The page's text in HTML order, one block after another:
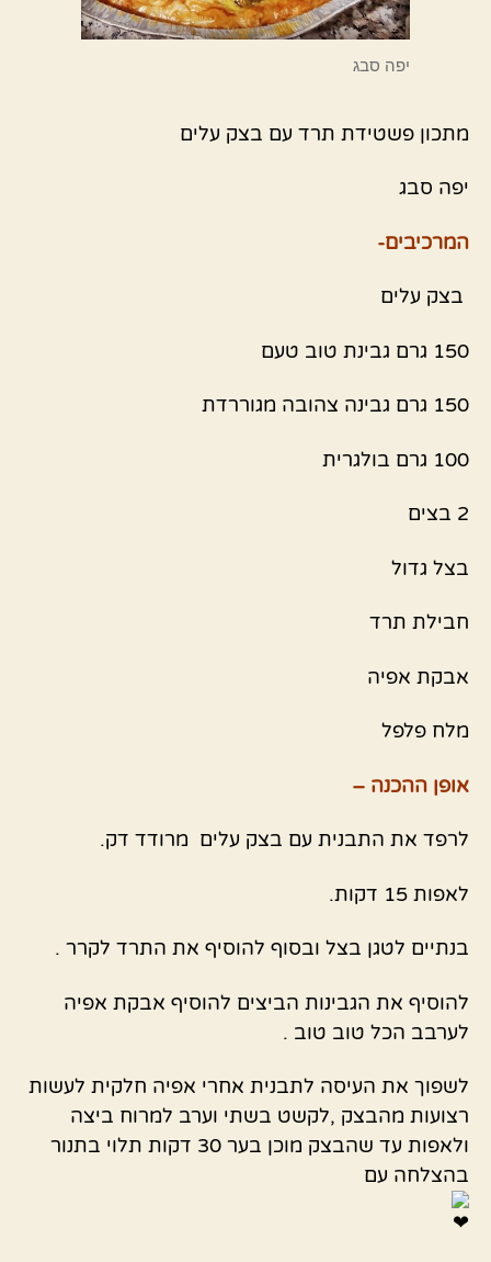
יפה סבג
מתכון פשטידת תרד עם בצק עלים
יפה סבג
המרכיבים-
בצק עלים
150 גרם גבינת טוב טעם
150 גרם גבינה צהובה מגוררדת
100 גרם בולגרית
2 בצים
בצל גדול
חבילת תרד
אבקת אפיה
מלח פלפל
אופן ההכנה –
לרפד את התבנית עם בצק עלים מרודד דק.
לאפות 15 דקות.
בנתיים לטגן בצל ובסוף להוסיף את התרד לקרר .
להוסיף את הגבינות הביצים להוסיף אבקת אפיה
לערבב הכל טוב טוב .
לשפוך את העיסה לתבנית אחרי אפיה חלקית לעשות
רצועות מהבצק ,לקשט בשתי וערב למרוח ביצה
ולאפות עד שהבצק מוכן בער 30 דקות תלוי בתנור
בהצלחה עם